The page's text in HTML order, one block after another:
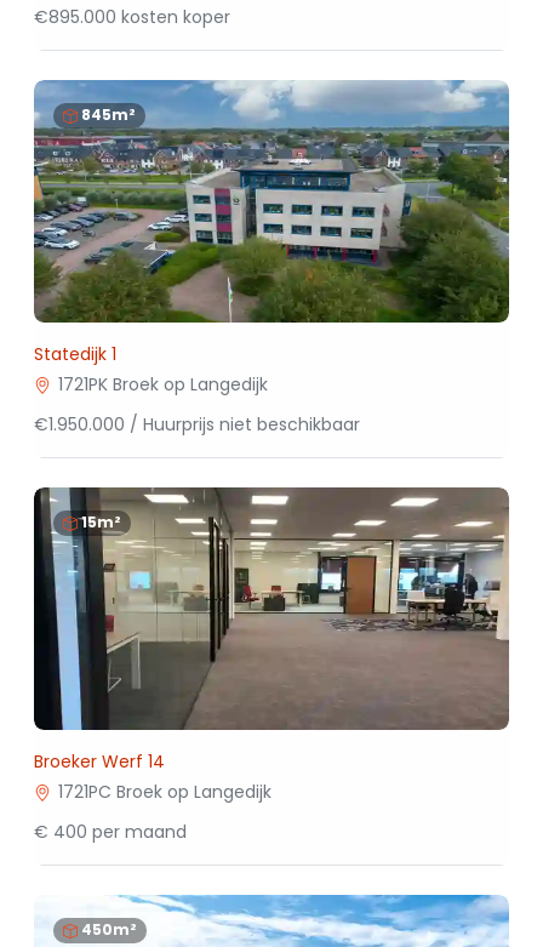
€895.000 kosten koper
845m²
Statedijk 1
1721PK Broek op Langedijk
€1.950.000 / Huurprijs niet beschikbaar
15m²
Broeker Werf 14
1721PC Broek op Langedijk
€ 400 per maand
450m²